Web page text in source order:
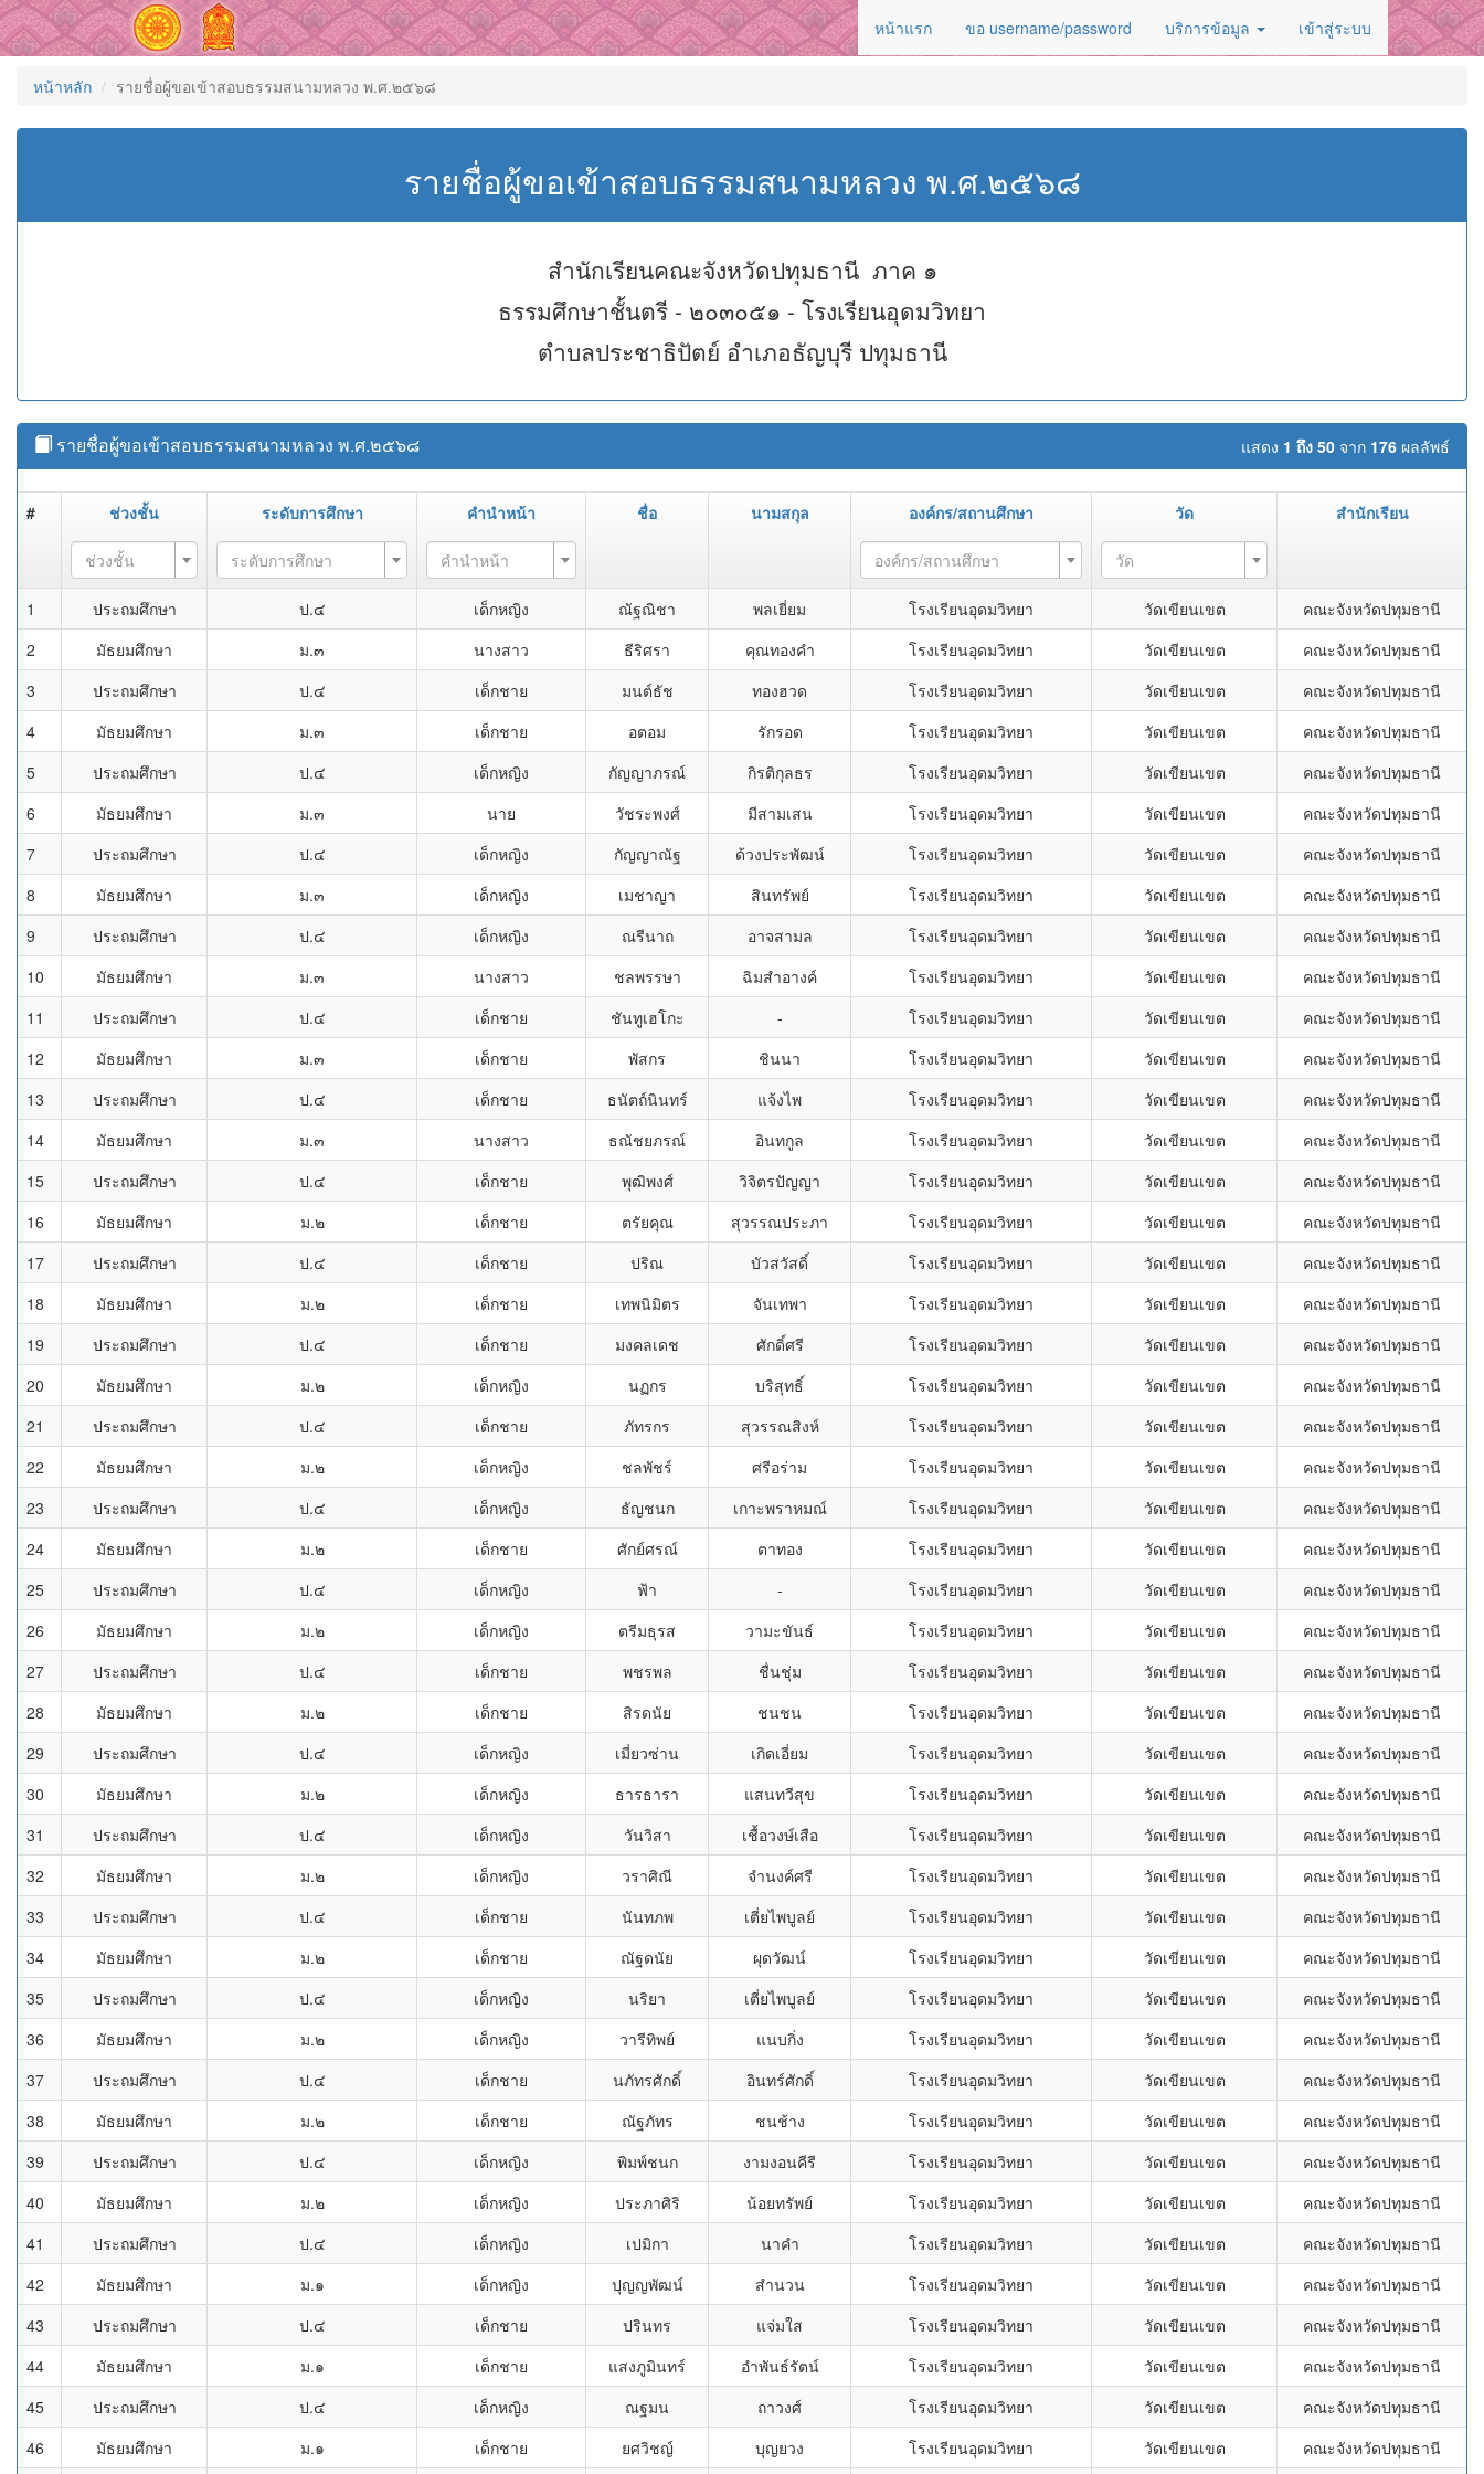
หน้าแรก ขอ username/password บริการข้อมูล เข้าสู่ระบบ
หน้าหลัก รายชื่อผู้ขอเข้าสอบธรรมสนามหลวง พ.ศ.๒๕๖๘
รายชื่อผู้ขอเข้าสอบธรรมสนามหลวง พ.ศ.๒๕๖๘
สำนักเรียนคณะจังหวัดปทุมธานี ภาค ๑
ธรรมศึกษาชั้นตรี - ๒๐๓๐๕๑ - โรงเรียนอุดมวิทยา
ตำบลประชาธิปัตย์ อำเภอธัญบุรี ปทุมธานี
แสดง 1 ถึง 50 จาก 176 ผลลัพธ์
รายชื่อผู้ขอเข้าสอบธรรมสนามหลวง พ.ศ.๒๕๖๘
# ช่วงชั้น ระดับการศึกษา คำนำหน้า ชื่อ นามสกุล องค์กร/สถานศึกษา วัด สำนักเรียน
ช่วงชั้น ระดับการศึกษา คำนำหน้า องค์กร/สถานศึกษา วัด
1 ประถมศึกษา ป.๔ เด็กหญิง ณัฐณิชา พลเยี่ยม โรงเรียนอุดมวิทยา วัดเขียนเขต
คณะจังหวัดปทุมธานี
2
มัธยมศึกษา ม.๓ นางสาว ธีริศรา คุณทองคำ โรงเรียนอุดมวิทยา วัดเขียนเขต
คณะจังหวัดปทุมธานี
3
ประถมศึกษา ป.๔ เด็กชาย มนต์ธัช ทองฮวด โรงเรียนอุดมวิทยา วัดเขียนเขต
คณะจังหวัดปทุมธานี
4
มัธยมศึกษา ม.๓ เด็กชาย อตอม รักรอด โรงเรียนอุดมวิทยา วัดเขียนเขต
คณะจังหวัดปทุมธานี
5
ประถมศึกษา ป.๔ เด็กหญิง กัญญาภรณ์ กิรติกุลธร โรงเรียนอุดมวิทยา วัดเขียนเขต
คณะจังหวัดปทุมธานี
6
มัธยมศึกษา ม.๓ นาย วัชระพงศ์ มีสามเสน โรงเรียนอุดมวิทยา วัดเขียนเขต
คณะจังหวัดปทุมธานี
7
ประถมศึกษา ป.๔ เด็กหญิง กัญญาณัฐ ด้วงประพัฒน์ โรงเรียนอุดมวิทยา วัดเขียนเขต
คณะจังหวัดปทุมธานี
8
มัธยมศึกษา ม.๓ เด็กหญิง เมชาญา สินทรัพย์ โรงเรียนอุดมวิทยา วัดเขียนเขต
คณะจังหวัดปทุมธานี
9
ประถมศึกษา ป.๔ เด็กหญิง ณรีนาถ อาจสามล โรงเรียนอุดมวิทยา วัดเขียนเขต
คณะจังหวัดปทุมธานี
10
มัธยมศึกษา ม.๓ นางสาว ชลพรรษา ฉิมสำอางค์ โรงเรียนอุดมวิทยา วัดเขียนเขต
คณะจังหวัดปทุมธานี
11
ประถมศึกษา ป.๔ เด็กชาย ชันทูเฮโกะ - โรงเรียนอุดมวิทยา วัดเขียนเขต
คณะจังหวัดปทุมธานี
12
มัธยมศึกษา ม.๓ เด็กชาย พัสกร ชินนา โรงเรียนอุดมวิทยา วัดเขียนเขต
คณะจังหวัดปทุมธานี
13
ประถมศึกษา ป.๔ เด็กชาย ธนัตถ์นินทร์ แจ้งไพ โรงเรียนอุดมวิทยา วัดเขียนเขต
คณะจังหวัดปทุมธานี
14
มัธยมศึกษา ม.๓ นางสาว ธณัชยภรณ์ อินทกูล โรงเรียนอุดมวิทยา วัดเขียนเขต
คณะจังหวัดปทุมธานี
15
ประถมศึกษา ป.๔ เด็กชาย พุฒิพงศ์ วิจิตรปัญญา โรงเรียนอุดมวิทยา วัดเขียนเขต
คณะจังหวัดปทุมธานี
16
มัธยมศึกษา ม.๒ เด็กชาย ตรัยคุณ สุวรรณประภา โรงเรียนอุดมวิทยา วัดเขียนเขต
คณะจังหวัดปทุมธานี
17
ประถมศึกษา ป.๔ เด็กชาย ปริณ บัวสวัสดิ์ โรงเรียนอุดมวิทยา วัดเขียนเขต
คณะจังหวัดปทุมธานี
18
มัธยมศึกษา ม.๒ เด็กชาย เทพนิมิตร จันเทพา โรงเรียนอุดมวิทยา วัดเขียนเขต
คณะจังหวัดปทุมธานี
19
ประถมศึกษา ป.๔ เด็กชาย มงคลเดช ศักดิ์ศรี โรงเรียนอุดมวิทยา วัดเขียนเขต
คณะจังหวัดปทุมธานี
20
มัธยมศึกษา ม.๒ เด็กหญิง นฏกร บริสุทธิ์ โรงเรียนอุดมวิทยา วัดเขียนเขต
คณะจังหวัดปทุมธานี
21
ประถมศึกษา ป.๔ เด็กชาย ภัทรกร สุวรรณสิงห์ โรงเรียนอุดมวิทยา วัดเขียนเขต
คณะจังหวัดปทุมธานี
22
มัธยมศึกษา ม.๒ เด็กหญิง ชลพัชร์ ศรีอร่าม โรงเรียนอุดมวิทยา วัดเขียนเขต
คณะจังหวัดปทุมธานี
23
ประถมศึกษา ป.๔ เด็กหญิง ธัญชนก เกาะพราหมณ์ โรงเรียนอุดมวิทยา วัดเขียนเขต
คณะจังหวัดปทุมธานี
24
มัธยมศึกษา ม.๒ เด็กชาย ศักย์ศรณ์ ตาทอง โรงเรียนอุดมวิทยา วัดเขียนเขต
คณะจังหวัดปทุมธานี
25
ประถมศึกษา ป.๔ เด็กหญิง ฟ้า - โรงเรียนอุดมวิทยา วัดเขียนเขต
คณะจังหวัดปทุมธานี
26
มัธยมศึกษา ม.๒ เด็กหญิง ตรีมธุรส วามะขันธ์ โรงเรียนอุดมวิทยา วัดเขียนเขต
คณะจังหวัดปทุมธานี
27
ประถมศึกษา ป.๔ เด็กชาย พชรพล ชื่นชุ่ม โรงเรียนอุดมวิทยา วัดเขียนเขต
คณะจังหวัดปทุมธานี
28
มัธยมศึกษา ม.๒ เด็กชาย สิรดนัย ชนชน โรงเรียนอุดมวิทยา วัดเขียนเขต
คณะจังหวัดปทุมธานี
29
ประถมศึกษา ป.๔ เด็กหญิง เมี่ยวซ่าน เกิดเอี่ยม โรงเรียนอุดมวิทยา วัดเขียนเขต
คณะจังหวัดปทุมธานี
30
มัธยมศึกษา ม.๒ เด็กหญิง ธารธารา แสนทวีสุข โรงเรียนอุดมวิทยา วัดเขียนเขต
คณะจังหวัดปทุมธานี
31
ประถมศึกษา ป.๔ เด็กหญิง วันวิสา เชื้อวงษ์เสือ โรงเรียนอุดมวิทยา วัดเขียนเขต
คณะจังหวัดปทุมธานี
32
มัธยมศึกษา ม.๒ เด็กหญิง วราศิณี จำนงค์ศรี โรงเรียนอุดมวิทยา วัดเขียนเขต
คณะจังหวัดปทุมธานี
33
ประถมศึกษา ป.๔ เด็กชาย นันทภพ เตี่ยไพบูลย์ โรงเรียนอุดมวิทยา วัดเขียนเขต
คณะจังหวัดปทุมธานี
34
มัธยมศึกษา ม.๒ เด็กชาย ณัฐดนัย ผุดวัฒน์ โรงเรียนอุดมวิทยา วัดเขียนเขต
คณะจังหวัดปทุมธานี
35
ประถมศึกษา ป.๔ เด็กหญิง นริยา เตี่ยไพบูลย์ โรงเรียนอุดมวิทยา วัดเขียนเขต
คณะจังหวัดปทุมธานี
36
มัธยมศึกษา ม.๒ เด็กหญิง วารีทิพย์ แนบกิ่ง โรงเรียนอุดมวิทยา วัดเขียนเขต
คณะจังหวัดปทุมธานี
37
ประถมศึกษา ป.๔ เด็กชาย นภัทรศักดิ์ อินทร์ศักดิ์ โรงเรียนอุดมวิทยา วัดเขียนเขต
คณะจังหวัดปทุมธานี
38
มัธยมศึกษา ม.๒ เด็กชาย ณัฐภัทร ชนช้าง โรงเรียนอุดมวิทยา วัดเขียนเขต
คณะจังหวัดปทุมธานี
39
ประถมศึกษา ป.๔ เด็กหญิง พิมพ์ชนก งามงอนคีรี โรงเรียนอุดมวิทยา วัดเขียนเขต
คณะจังหวัดปทุมธานี
40
มัธยมศึกษา ม.๒ เด็กหญิง ประภาศิริ น้อยทรัพย์ โรงเรียนอุดมวิทยา วัดเขียนเขต
คณะจังหวัดปทุมธานี
41
ประถมศึกษา ป.๔ เด็กหญิง เปมิกา นาคำ โรงเรียนอุดมวิทยา วัดเขียนเขต
คณะจังหวัดปทุมธานี
42
มัธยมศึกษา ม.๑ เด็กหญิง ปุญญพัฒน์ สำนวน โรงเรียนอุดมวิทยา วัดเขียนเขต
คณะจังหวัดปทุมธานี
43
ประถมศึกษา ป.๔ เด็กชาย ปรินทร แจ่มใส โรงเรียนอุดมวิทยา วัดเขียนเขต
คณะจังหวัดปทุมธานี
44
มัธยมศึกษา ม.๑ เด็กชาย แสงภูมินทร์ อำพันธ์รัตน์ โรงเรียนอุดมวิทยา วัดเขียนเขต
คณะจังหวัดปทุมธานี
45
ประถมศึกษา ป.๔ เด็กหญิง ณฐมน ถาวงศ์ โรงเรียนอุดมวิทยา วัดเขียนเขต
คณะจังหวัดปทุมธานี
46
มัธยมศึกษา ม.๑ เด็กชาย ยศวิชญ์ บุญยวง โรงเรียนอุดมวิทยา วัดเขียนเขต คณะจังหวัดปทุมธานี